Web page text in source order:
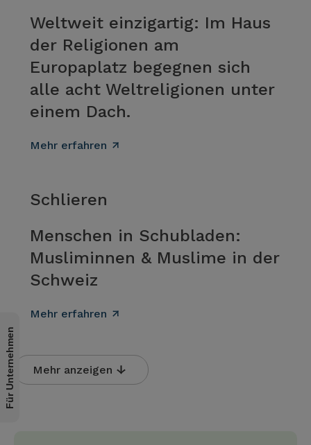
Weltweit einzigartig: Im Haus
der Religionen am
Europaplatz begegnen sich
alle acht Weltreligionen unter
einem Dach.
Mehr erfahren
Schlieren
Menschen in Schubladen:
Musliminnen & Muslime in der
Schweiz
Mehr erfahren
Mehr anzeigen
Für Unternehmen